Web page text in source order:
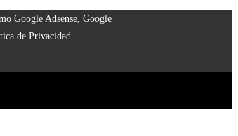
Google Adsense, Google
de Privacidad.